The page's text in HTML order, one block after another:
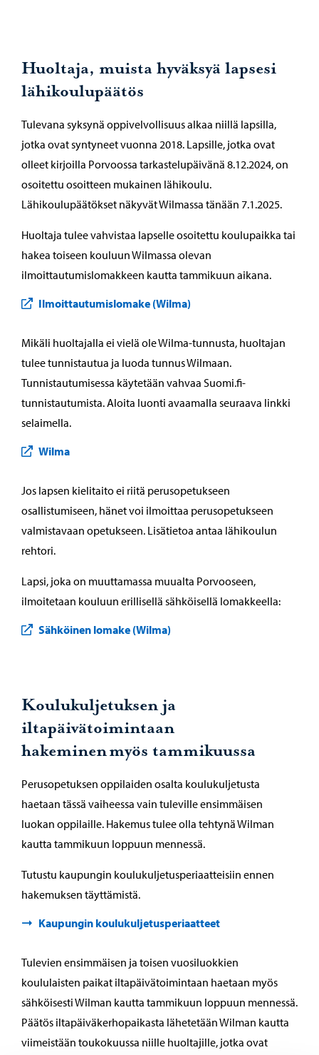
Huoltaja, muista hyväksyä lapsesi
lähikoulupäätös
Tulevana syksynä oppivelvollisuus alkaa niillä lapsilla,
jotka ovat syntyneet vuonna 2018. Lapsille, jotka ovat
olleet kirjoilla Porvoossa tarkastelupäivänä 8.12.2024, on
osoitettu osoitteen mukainen lähikoulu.
Lähikoulupäätökset näkyvät Wilmassa tänään 7.1.2025.
Huoltaja tulee vahvistaa lapselle osoitettu koulupaikka tai
hakea toiseen kouluun Wilmassa olevan
ilmoittautumislomakkeen kautta tammikuun aikana.
Ilmoittautumislomake (Wilma)
Mikäli huoltajalla ei vielä ole Wilma-tunnusta, huoltajan
tulee tunnistautua ja luoda tunnus Wilmaan.
Tunnistautumisessa käytetään vahvaa Suomi.fi-
tunnistautumista. Aloita luonti avaamalla seuraava linkki
selaimella.
Wilma
Jos lapsen kielitaito ei riitä perusopetukseen
osallistumiseen, hänet voi ilmoittaa perusopetukseen
valmistavaan opetukseen. Lisätietoa antaa lähikoulun
rehtori.
Lapsi, joka on muuttamassa muualta Porvooseen,
ilmoitetaan kouluun erillisellä sähköisellä lomakkeella:
Sähköinen lomake (Wilma)
Koulukuljetuksen ja
iltapäivätoimintaan
hakeminen myös tammikuussa
Perusopetuksen oppilaiden osalta koulukuljetusta
haetaan tässä vaiheessa vain tuleville ensimmäisen
luokan oppilaille. Hakemus tulee olla tehtynä Wilman
kautta tammikuun loppuun mennessä.
Tutustu kaupungin koulukuljetusperiaatteisiin ennen
hakemuksen täyttämistä.
Kaupungin koulukuljetusperiaatteet
Tulevien ensimmäisen ja toisen vuosiluokkien
koululaisten paikat iltapäivätoimintaan haetaan myös
sähköisesti Wilman kautta tammikuun loppuun mennessä.
Päätös iltapäiväkerhopaikasta lähetetään Wilman kautta
viimeistään toukokuussa niille huoltajille, jotka ovat